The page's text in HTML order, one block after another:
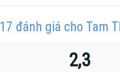
17 đánh giá cho Tam
2,3